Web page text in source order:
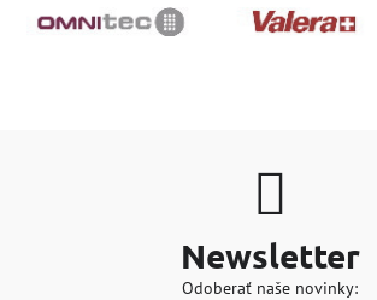
Newsletter
Odoberať naše novinky: